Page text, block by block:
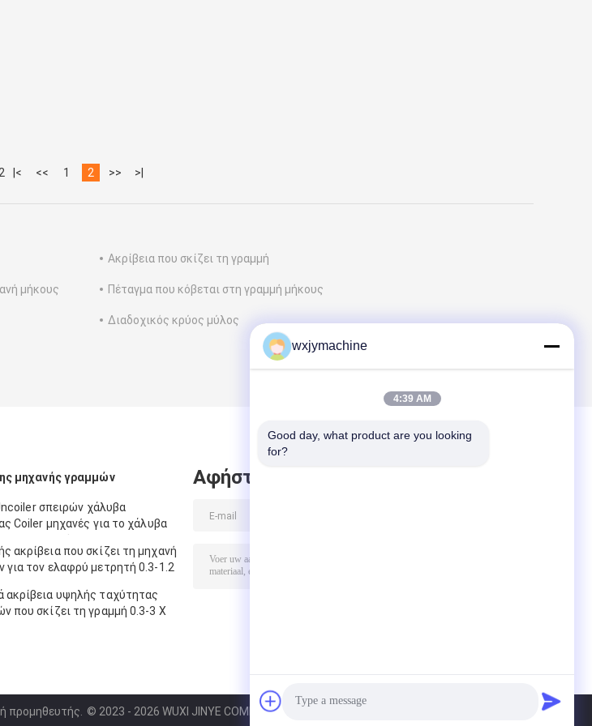
|< << 1 2 >> >|
Ακρίβεια που σκίζει τη γραμμή
μήκους Πέταγμα που κόβεται στη γραμμή μήκους
Διαδοχικός κρύος μύλος
μηχανής γραμμών
σπειρών χάλυβα
Coiler μηχανές για το χάλυβα
ακρίβεια που σκίζει τη μηχανή
για τον ελαφρύ μετρητή 0.3-1.2
ακρίβεια υψηλής ταχύτητας
που σκίζει τη γραμμή 0.3-3 X
Αφήστε μήνυμα
προμηθευτής. © 2023 - 2026 WUXI JINYE COMPLETE EQUIPMENT CO.,LTD.. All Rights Reserved.
wxjymachine
4:39 AM
Good day, what product are you looking
for?